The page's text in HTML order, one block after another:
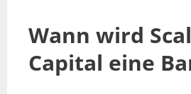
Wann wird
Capital eine